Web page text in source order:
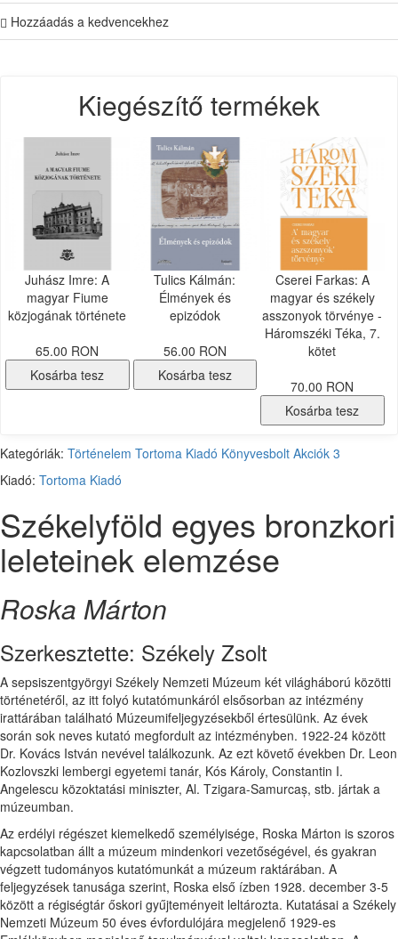
Hozzáadás a kedvencekhez
Kiegészítő termékek
Juhász Imre: A
magyar Fiume
közjogának története
65.00 RON
Kosárba tesz
Tulics Kálmán:
Élmények és
epizódok
56.00 RON
Kosárba tesz
Cserei Farkas: A
magyar és székely
asszonyok törvénye -
Háromszéki Téka, 7.
kötet
70.00 RON
Kosárba tesz
Kategóriák: Történelem Tortoma Kiadó Könyvesbolt Akciók 3
Kiadó: Tortoma Kiadó
Székelyföld egyes bronzkori
leleteinek elemzése
Roska Márton
Szerkesztette: Székely Zsolt
A sepsiszentgyörgyi Székely Nemzeti Múzeum két világháború közötti
történetéről, az itt folyó kutatómunkáról elsősorban az intézmény
irattárában található Múzeumifeljegyzésekből értesülünk. Az évek
során sok neves kutató megfordult az intézményben. 1922-24 között
Dr. Kovács István nevével találkozunk. Az ezt követő években Dr. Leon
Kozlovszki lembergi egyetemi tanár, Kós Károly, Constantin I.
Angelescu közoktatási miniszter, Al. Tzigara-Samurcaș, stb. jártak a
múzeumban.
Az erdélyi régészet kiemelkedő személyisége, Roska Márton is szoros
kapcsolatban állt a múzeum mindenkori vezetőségével, és gyakran
végzett tudományos kutatómunkát a múzeum raktárában. A
feljegyzések tanusága szerint, Roska első ízben 1928. december 3-5
között a régiségtár őskori gyűjteményeit leltározta. Kutatásai a Székely
Nemzeti Múzeum 50 éves évfordulójára megjelenő 1929-es